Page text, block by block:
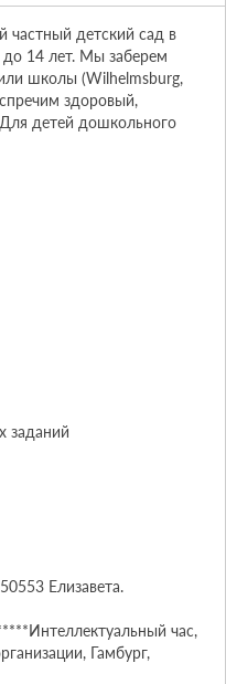
частный детский сад в
до 14 лет. Мы заберем
школы (Wilhelmsburg,
здоровый,
детей дошкольного
заданий
Елизавета.
час,
Гамбург,